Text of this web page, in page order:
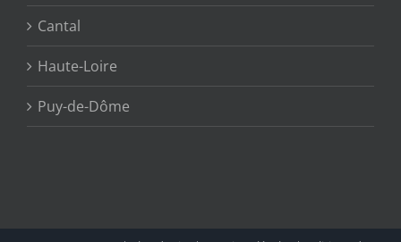
Cantal
Haute-Loire
Puy-de-Dôme